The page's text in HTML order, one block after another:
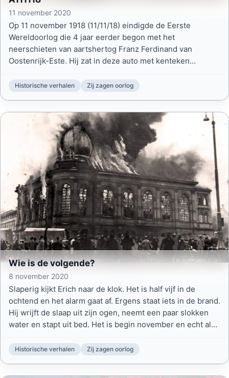
11 november 2020
Op 11 november 1918 (11/11/18) eindigde de Eerste
Wereldoorlog die 4 jaar eerder begon met het
neerschieten van aartshertog Franz Ferdinand van
Oostenrijk-Este. Hij zat in deze auto met kenteken
Historische verhalen Zij zagen oorlog
Wie is de volgende?
8 november 2020
Slaperig kijkt Erich naar de klok. Het is half vijf in de
ochtend en het alarm gaat af. Ergens staat iets in de brand.
Hij wrijft de slaap uit zijn ogen, neemt een paar slokken
water en stapt uit bed. Het is begin november en echt al
Historische verhalen Zij zagen oorlog